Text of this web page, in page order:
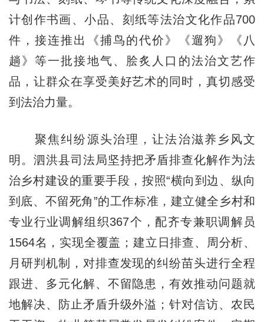
计创作书画、小品、刻纸等法治文化作品700
件，接连推出《捕鸟的代价》《遛狗》《八
趟》等一批接地气、脍炙人口的法治文艺作
品，让群众在享受美好艺术的同时，真切感受
到法治力量。
聚焦纠纷源头治理，让法治滋养乡风文
明。泗洪县司法局坚持把矛盾排查化解作为法
治乡村建设的重要手段，按照“横向到边、纵向
到底、不留死角”的工作标准，建立健全乡村和
专业行业调解组织367个，配齐专兼职调解员
1564名，实现全覆盖；建立日排查、周分析、
月研判机制，对排查发现的纠纷苗头进行全程
跟进、多元化解、不留隐患，有效推动问题就
地解决、防止矛盾升级外溢；针对信访、农民